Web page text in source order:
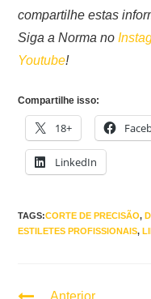
compartilhe estas
Siga a Norma no
Youtube!
Compartilhe isso:
18+
LinkedIn
TAGS:CORTE DE PRECISÃO,
ESTILETES PROFISSIONAIS,
Anterior